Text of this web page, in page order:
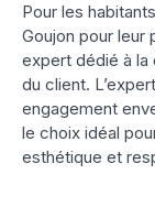
Pour les
Goujon pour leur
expert dédié à la
du client.
engagement
le choix idéal
esthétique et